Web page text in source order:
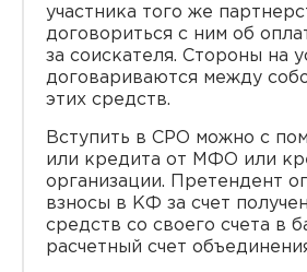
участника того же
договориться с ним об
за соискателя. Стороны на
договариваются между
этих средств.
Вступить в СРО можно с
или кредита от МФО или
организации. Претендент
взносы в КФ за счет
средств со своего счета в
расчетный счет